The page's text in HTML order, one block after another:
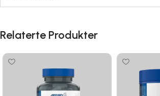
Relaterte Produkter